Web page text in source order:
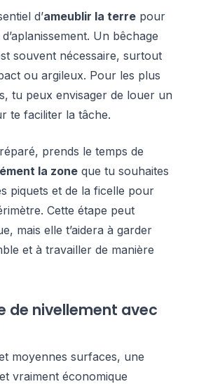
d’ameublir la terre pour
Un bêchage
souvent nécessaire, surtout
ou argileux. Pour les plus
tu peux envisager de louer un
te faciliter la tâche.
prends le temps de
la zone que tu souhaites
piquets et de la ficelle pour
Cette étape peut
mais elle t’aidera à garder
et à travailler de manière
de nivellement avec
moyennes surfaces, une
vraiment économique